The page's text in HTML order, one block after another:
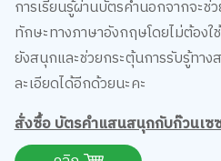
การเรียนรู้ผ่านบัตรคำนอกจากจะ
ทักษะทางภาษาอังกฤษโดยไม่ต้องใ
ยังสนุกและช่วยกระตุ้นการรับรู้ทาง
ละเอียดได้อีกด้วยนะคะ
สั่งซื้อ บัตรคําแสนสนุกกับก๊วนเซ